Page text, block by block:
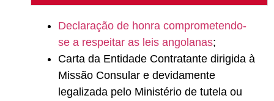
Declaração de honra comprometendo-
se a respeitar as leis angolanas;
Carta da Entidade Contratante dirigida à
Missão Consular e devidamente
legalizada pelo Ministério de tutela ou